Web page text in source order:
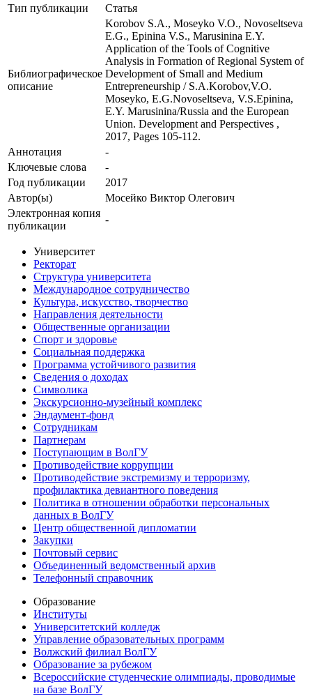
Тип публикации
Статья
Библиографическое
описание
Korobov S.A., Moseyko V.O., Novoseltseva
E.G., Epinina V.S., Marusinina E.Y.
Application of the Tools of Cognitive
Analysis in Formation of Regional System of
Development of Small and Medium
Entrepreneurship / S.A.Korobov,V.O.
Moseyko, E.G.Novoseltseva, V.S.Epinina,
E.Y. Marusinina/Russia and the European
Union. Development and Perspectives ,
2017, Pages 105-112.
Аннотация
-
Ключевые cлова
-
Год публикации
2017
Автор(ы)
Мосейко Виктор Олегович
Электронная копия
публикации
-
Университет
Ректорат
Структура университета
Международное сотрудничество
Культура, искусство, творчество
Направления деятельности
Общественные организации
Спорт и здоровье
Социальная поддержка
Программа устойчивого развития
Сведения о доходах
Символика
Экскурсионно-музейный комплекс
Эндаумент-фонд
Сотрудникам
Партнерам
Поступающим в ВолГУ
Противодействие коррупции
Противодействие экстремизму и терроризму,
профилактика девиантного поведения
Политика в отношении обработки персональных
данных в ВолГУ
Центр общественной дипломатии
Закупки
Почтовый сервис
Объединенный ведомственный архив
Телефонный справочник
Образование
Институты
Университетский колледж
Управление образовательных программ
Волжский филиал ВолГУ
Образование за рубежом
Всероссийские студенческие олимпиады, проводимые
на базе ВолГУ